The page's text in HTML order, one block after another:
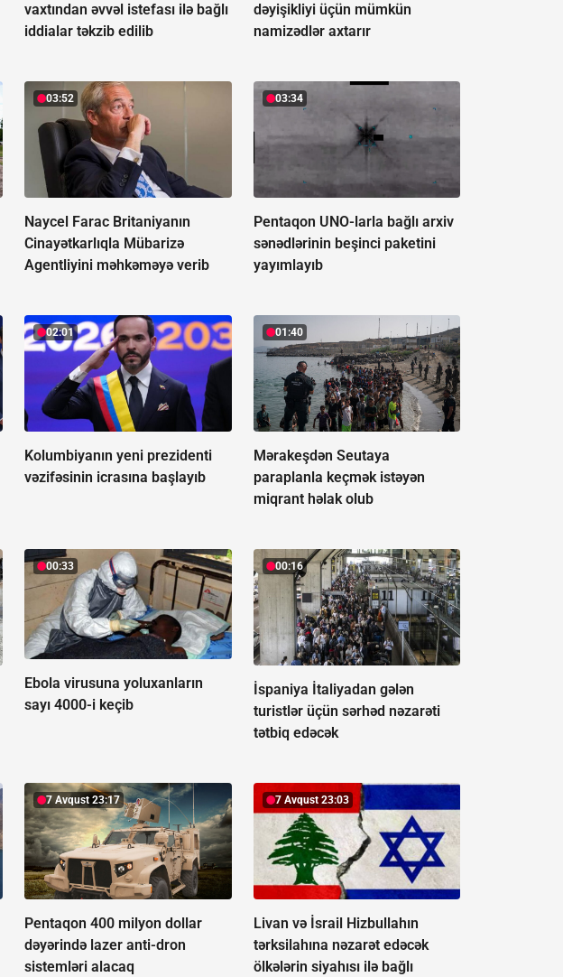
vaxtından əvvəl istefası ilə bağlı
iddialar təkzib edilib
dəyişikliyi üçün mümkün
namizədlər axtarır
03:52
Naycel Farac Britaniyanın
Cinayətkarlıqla Mübarizə
Agentliyini məhkəməyə verib
03:34
Pentaqon UNO-larla bağlı arxiv
sənədlərinin beşinci paketini
yayımlayıb
02:01
Kolumbiyanın yeni prezidenti
vəzifəsinin icrasına başlayıb
01:40
Mərakeşdən Seutaya
paraplanla keçmək istəyən
miqrant həlak olub
00:33
Ebola virusuna yoluxanların
sayı 4000-i keçib
00:16
İspaniya İtaliyadan gələn
turistlər üçün sərhəd nəzarəti
tətbiq edəcək
7 Avqust 23:17
Pentaqon 400 milyon dollar
dəyərində lazer anti-dron
sistemləri alacaq
7 Avqust 23:03
Livan və İsrail Hizbullahın
tərksilahına nəzarət edəcək
ölkələrin siyahısı ilə bağlı